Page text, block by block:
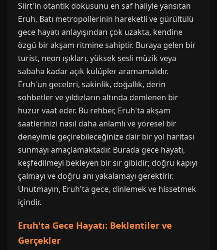
Siirt'in otantik dokusunu en saf haliyle yansıtan
Eruh, Batı metropollerinin hareketli ve gürültülü
gece hayatı anlayışından çok uzakta, kendine
özgü bir akşam ritmine sahiptir. Buraya gelen bir
turist, neon ışıkları, yüksek sesli müzik veya
sabaha kadar açık kulüpler aramamalıdır.
Eruh'un geceleri, sakinlik, doğallık, derin
sohbetler ve yıldızların altında demlenen bir
huzur vaat eder. Bu rehber, Eruh'ta akşam
saatlerinizi nasıl daha anlamlı ve yöresel bir
deneyimle geçirebileceğinize dair bir yol haritası
sunmayı amaçlamaktadır. Burada gece hayatı,
keşfedilmeyi bekleyen bir sır gibidir; doğru kapıyı
çalmayı ve doğru anı yakalamayı gerektirir.
Unutmayın, Eruh'ta gece, dinlemek ve hissetmek
içindir.
Eruh'ta Gece Hayatı: Beklentiler ve
Gerçekler